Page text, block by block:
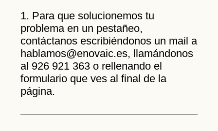
1. Para que solucionemos tu
problema en un pestañeo,
contáctanos escribiéndonos un mail a
hablamos@enovaic.es, llamándonos
al 926 921 363 o rellenando el
formulario que ves al final de la
página.